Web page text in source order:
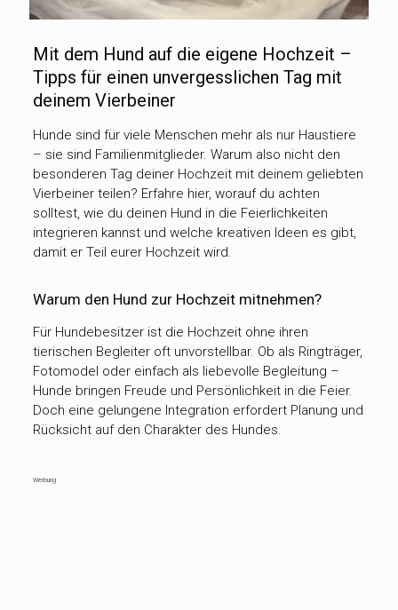
Mit dem Hund auf die eigene Hochzeit –
Tipps für einen unvergesslichen Tag mit
deinem Vierbeiner
Hunde sind für viele Menschen mehr als nur Haustiere
– sie sind Familienmitglieder. Warum also nicht den
besonderen Tag deiner Hochzeit mit deinem geliebten
Vierbeiner teilen? Erfahre hier, worauf du achten
solltest, wie du deinen Hund in die Feierlichkeiten
integrieren kannst und welche kreativen Ideen es gibt,
damit er Teil eurer Hochzeit wird.
Warum den Hund zur Hochzeit mitnehmen?
Für Hundebesitzer ist die Hochzeit ohne ihren
tierischen Begleiter oft unvorstellbar. Ob als Ringträger,
Fotomodel oder einfach als liebevolle Begleitung –
Hunde bringen Freude und Persönlichkeit in die Feier.
Doch eine gelungene Integration erfordert Planung und
Rücksicht auf den Charakter des Hundes.
Werbung